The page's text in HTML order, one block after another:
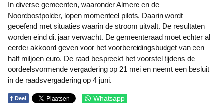
In diverse gemeenten, waaronder Almere en de
Noordoostpolder, lopen momenteel pilots. Daarin wordt
geoefend met situaties waarin de stroom uitvalt. De resultaten
worden eind dit jaar verwacht. De gemeenteraad moet echter al
eerder akkoord geven voor het voorbereidingsbudget van een
half miljoen euro. De raad bespreekt het voorstel tijdens de
oordeelsvormende vergadering op 21 mei en neemt een besluit
in de raadsvergadering op 4 juni.
f Deel Whatsapp